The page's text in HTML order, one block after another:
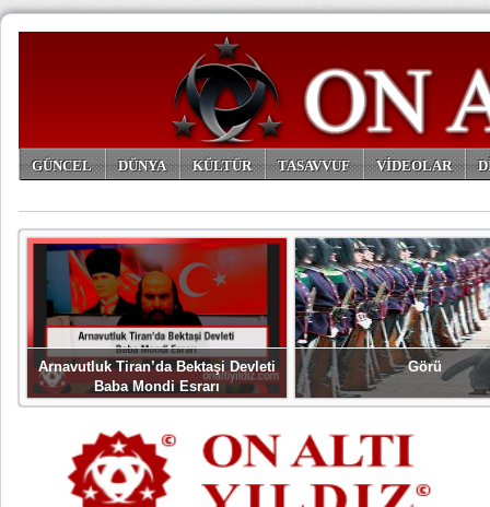
GÜNCEL DÜNYA KÜLTÜR TASAVVUF VİDEOLAR
Arnavutluk Tiran’da Bektaşi Devleti
Baba Mondi Esrarı
Görü